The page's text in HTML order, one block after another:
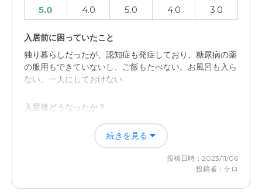
5.0 4.0 5.0 4.0 3.0
入居前に困っていたこと
独り暮らしだったが、認知症も発症しており、糖尿病の薬
の服用もできていないし、ご飯もたべない。お風呂も入ら
ない。一人にしておけない
入居後どうなったか？
看護師が常駐していて、安心だった。 医師も定期的に訪
問して診てくれて、薬も処方されて、病院に付き添わなく
てすんだ。 服薬も介護士がみてくれた。 お風呂も入れる
介護付有料老人ホーム ハルトリーゲル松戸の評価
続きを見る
投稿日時：2023/11/06
投稿者：ケロ